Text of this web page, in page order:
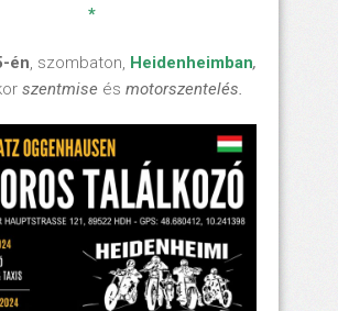
*
én, szombaton, Heidenheimban,
szentmise és motorszentelés.